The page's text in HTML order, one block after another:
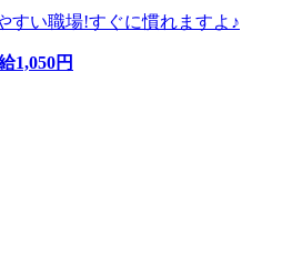
すい職場!すぐに慣れますよ♪
1,050円